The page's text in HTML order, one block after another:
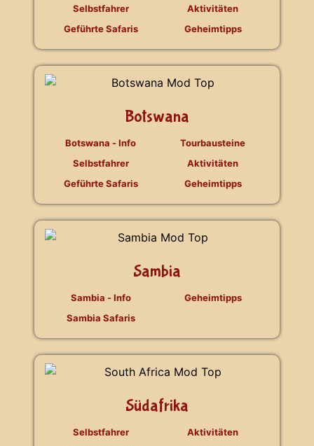
Selbstfahrer
Geführte Safaris
Aktivitäten
Geheimtipps
Botswana
Botswana - Info
Selbstfahrer
Geführte Safaris
Tourbausteine
Aktivitäten
Geheimtipps
Sambia
Sambia - Info
Sambia Safaris
Geheimtipps
Südafrika
Selbstfahrer
Aktivitäten